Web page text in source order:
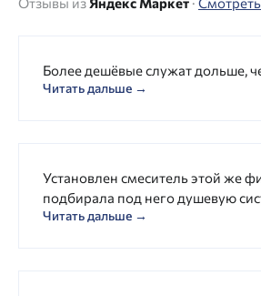
Более дешёвые служат дольше,
Читать дальше →
Установлен смеситель этой же
подбирала под него душевую
Читать дальше →